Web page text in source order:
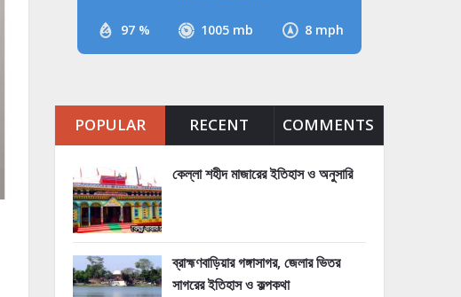
97 % 1005 mb 8 mph
POPULAR RECENT COMMENTS
কেল্লা শহীদ মাজারের ইতিহাস ও অনুসারি
ব্রাহ্মণবাড়িয়ার গঙ্গাসাগর, জেলার ভিতর
সাগরের ইতিহাস ও কল্পকথা